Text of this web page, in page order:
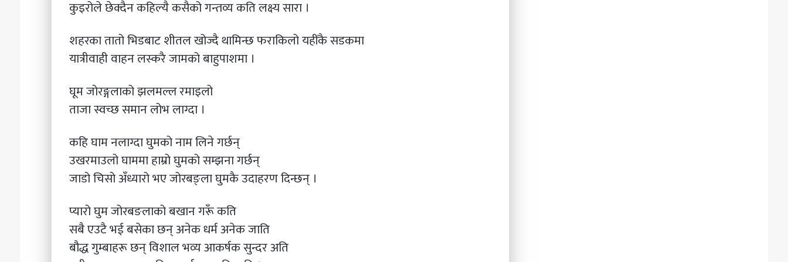
कुइरोले छेक्दैन कहिल्यै कसैको गन्तव्य कति लक्ष्य सारा ।
शहरका तातो भिडबाट शीतल खोज्दै थामिन्छ फराकिलो यहींकै सडकमा
यात्रीवाही वाहन लस्करै जामको बाहुपाशमा ।
घूम जोरङ्गलाको झलमल्ल रमाइलो
ताजा स्वच्छ समान लोभ लाग्दा ।
कहि घाम नलाग्दा घुमको नाम लिने गर्छन्
उखरमाउलो घाममा हाम्रो घुमको सम्झना गर्छन्
जाडो चिसो अँध्यारो भए जोरबङ्ला घुमकै उदाहरण दिन्छन् ।
प्यारो घुम जोरबङलाको बखान गरूँ कति
सबै एउटै भई बसेका छन् अनेक धर्म अनेक जाति
बौद्ध गुम्बाहरू छन् विशाल भव्य आकर्षक सुन्दर अति